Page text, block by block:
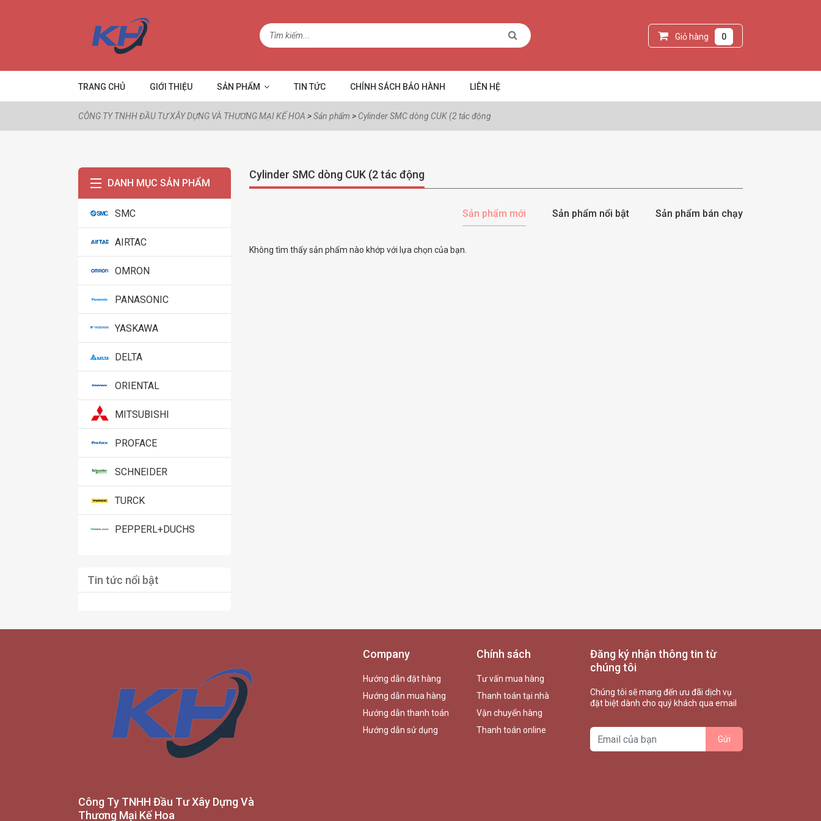
Giỏ hàng 0
TRANG CHỦ GIỚI THIỆU SẢN PHẨM TIN TỨC CHÍNH SÁCH BẢO HÀNH LIÊN HỆ
CÔNG TY TNHH ĐẦU TƯ XÂY DỰNG VÀ THƯƠNG MẠI KẾ HOA >Sản phẩm > Cylinder SMC dòng CUK (2 tác động
DANH MỤC SẢN PHẨM
SMC
AIRTAC
OMRON
PANASONIC
YASKAWA
DELTA
ORIENTAL
MITSUBISHI
PROFACE
SCHNEIDER
TURCK
PEPPERL+DUCHS
Tin tức nổi bật
Cylinder SMC dòng CUK (2 tác động
Sản phẩm mới Sản phẩm nổi bật Sản phẩm bán chạy
Không tìm thấy sản phẩm nào khớp với lựa chọn của bạn.
Công Ty TNHH Đầu Tư Xây Dựng Và
Thương Mại Kế Hoa
Company
Hướng dẫn đặt hàng
Hướng dẫn mua hàng
Hướng dẫn thanh toán
Hướng dẫn sử dụng
Chính sách
Tư vấn mua hàng
Thanh toán tại nhà
Vận chuyển hàng
Thanh toán online
Đăng ký nhận thông tin từ
chúng tôi
Chúng tôi sẽ mang đến ưu đãi dịch vụ
đặt biệt dành cho quý khách qua email